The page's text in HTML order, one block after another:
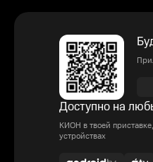
Доступно на
КИОН в твоей
устройствах